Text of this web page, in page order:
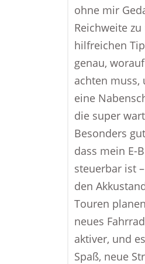
ohne mir
Reichweite
hilfreichen
genau,
achten
eine
die super
Besonders
dass mein E-
steuerbar ist
den
Touren
neues
aktiver, und
Spaß, neue